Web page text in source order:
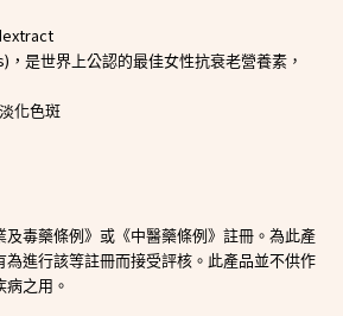
， 是世界上公認的最佳女性抗衰老營養素，
淡化色斑
及毒藥條例》或《中醫藥條例》註冊。為此產
為進行該等註冊而接受評核。此產品並不供作
之用。